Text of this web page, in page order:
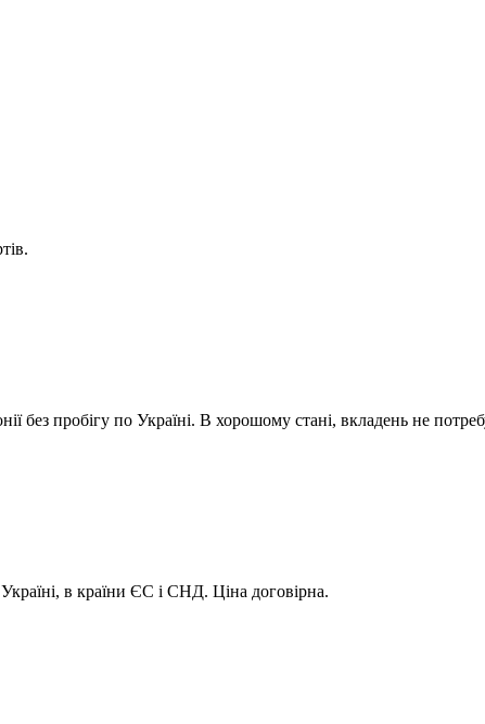
без пробігу по Україні. В хорошому стані, вкладень не
в країни ЄС і СНД. Ціна договірна.